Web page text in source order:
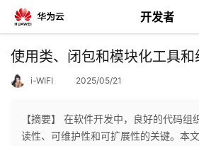
开发者
返
使用类、闭包和模块化工具和
i-WIFI 2025/05/21
【摘要】 在软件开发中，良好的代码组
读性、可维护性和可扩展性的关键。本